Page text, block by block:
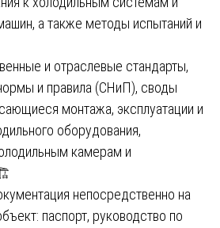
а также методы испытаний и
и отраслевые стандарты,
и правила (СНиП), своды
монтажа, эксплуатации и
оборудования,
камерам и
непосредственно на
паспорт, руководство по